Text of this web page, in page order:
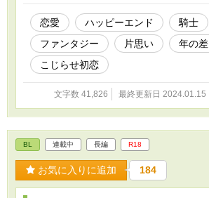
恋愛 ハッピーエンド 騎士
ファンタジー
片思い 年の差
こじらせ初恋
文字数 41,826 最終更新日 2024.01.15
BL 連載中 長編 R18
お気に入りに追加 184